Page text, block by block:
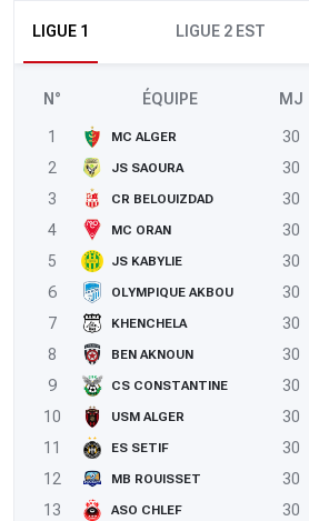
LIGUE 1 LIGUE 2 EST
N° ÉQUIPE MJ
1 MC ALGER 30
2
JS SAOURA 30
3
CR BELOUIZDAD 30
4
MC ORAN 30
5
JS KABYLIE 30
6
OLYMPIQUE AKBOU 30
7
KHENCHELA 30
8
BEN AKNOUN 30
9
CS CONSTANTINE 30
10
USM ALGER 30
11
ES SETIF 30
12
MB ROUISSET 30
13
ASO CHLEF 30